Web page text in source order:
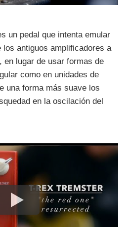
un pedal que intenta emular
los antiguos amplificadores a
en lugar de usar formas de
como en unidades de
una forma más suave los
en la oscilación del